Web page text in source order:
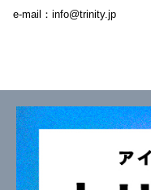
e-mail： info@trinity.jp